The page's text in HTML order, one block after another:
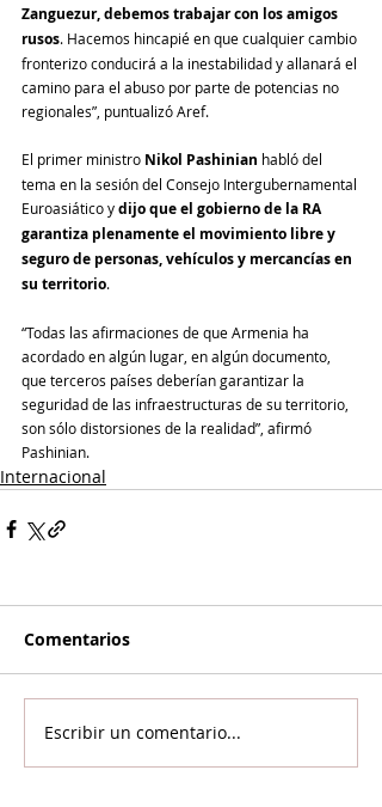
Zanguezur, debemos trabajar con los amigos
rusos. Hacemos hincapié en que cualquier cambio
fronterizo conducirá a la inestabilidad y allanará el
camino para el abuso por parte de potencias no
regionales”, puntualizó Aref.
El primer ministro Nikol Pashinian habló del
tema en la sesión del Consejo Intergubernamental
Euroasiático y dijo que el gobierno de la RA
garantiza plenamente el movimiento libre y
seguro de personas, vehículos y mercancías en
su territorio.
“Todas las afirmaciones de que Armenia ha
acordado en algún lugar, en algún documento,
que terceros países deberían garantizar la
seguridad de las infraestructuras de su territorio,
son sólo distorsiones de la realidad”, afirmó
Pashinian.
Internacional
Comentarios
Escribir un comentario...